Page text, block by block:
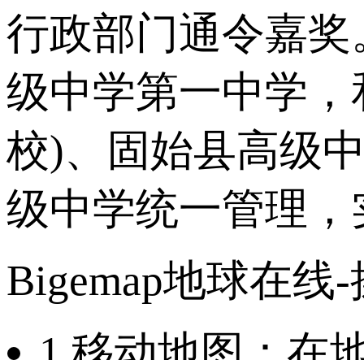
行政部门通令嘉
级中学第一中学
校)、固始县高级
级中学统一管理
Bigemap地球在线